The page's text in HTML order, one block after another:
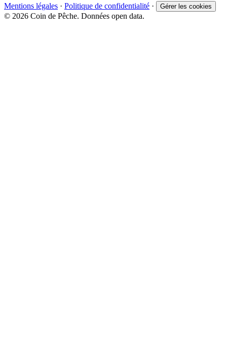
Mentions légales · Politique de confidentialité · Gérer les cookies
© 2026 Coin de Pêche. Données open data.